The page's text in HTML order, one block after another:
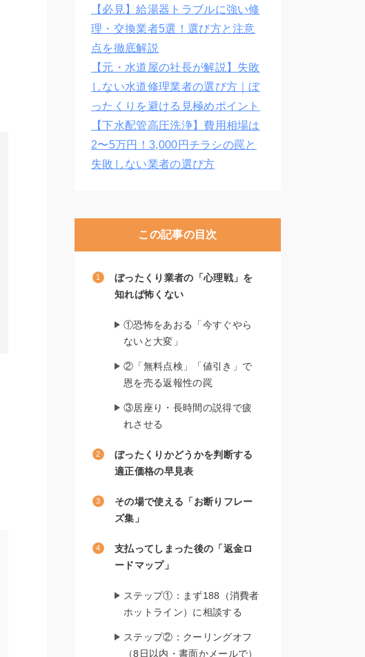
【必見】給湯器トラブルに強い修
理・交換業者5選！選び方と注意
点を徹底解説
【元・水道屋の社長が解説】失敗
しない水道修理業者の選び方｜ぼ
ったくりを避ける見極めポイント
【下水配管高圧洗浄】費用相場は
2〜5万円！3,000円チラシの罠と
失敗しない業者の選び方
この記事の目次
ぼったくり業者の「心理戦」を
知れば怖くない
①恐怖をあおる「今すぐやら
ないと大変」
②「無料点検」「値引き」で
恩を売る返報性の罠
③居座り・長時間の説得で疲
れさせる
ぼったくりかどうかを判断する
適正価格の早見表
その場で使える「お断りフレー
ズ集」
支払ってしまった後の「返金ロ
ードマップ」
ステップ①：まず188（消費者
ホットライン）に相談する
ステップ②：クーリングオフ
（8日以内・書面かメールで）